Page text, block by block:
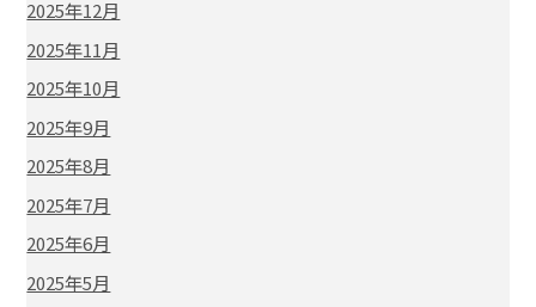
2025年12月
2025年11月
2025年10月
2025年9月
2025年8月
2025年7月
2025年6月
2025年5月